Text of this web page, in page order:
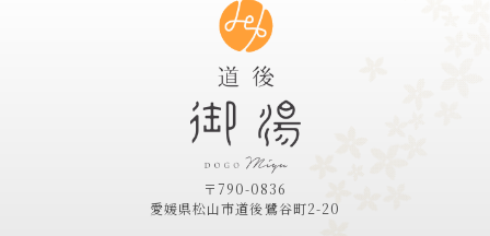
〒790-0836
愛媛県松山市道後鷺谷町2-20